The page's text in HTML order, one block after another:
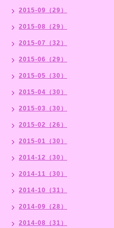
2015-09（29）
2015-08（29）
2015-07（32）
2015-06（29）
2015-05（30）
2015-04（30）
2015-03（30）
2015-02（26）
2015-01（30）
2014-12（30）
2014-11（30）
2014-10（31）
2014-09（28）
2014-08（31）